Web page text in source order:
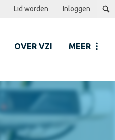
OVER VZI MEER
Lid worden Inloggen